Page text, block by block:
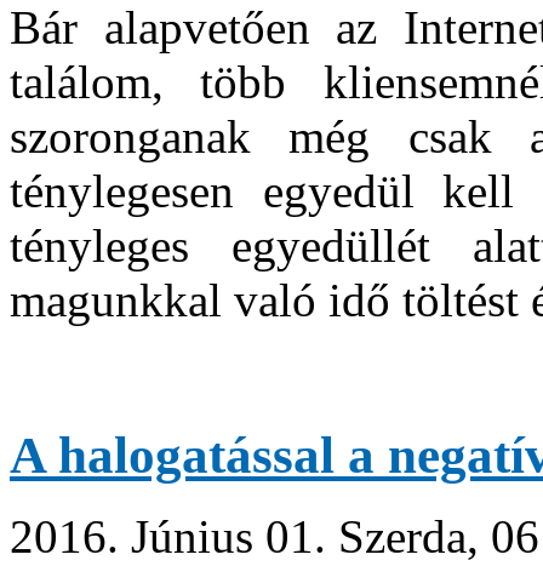
Bár alapvetően az
találom, több
szoronganak még
ténylegesen egyedül
tényleges egyedüllét
magunkkal való idő töltést
A halogatással a
2016. Június 01. Szerda,